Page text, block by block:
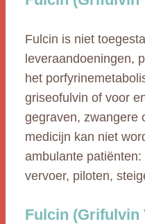
Fulcin is niet
leveraandoeningen,
het
griseofulvin of voor
gegraven, zwangere
medicijn kan niet
ambulante
vervoer, piloten,
Fulcin (Grifulvin